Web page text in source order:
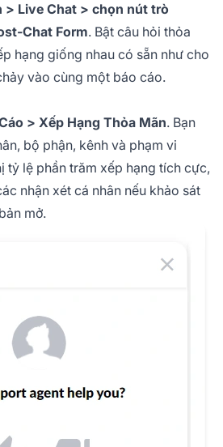
Live Chat > chọn nút trò
Chat Form. Bật câu hỏi thỏa
hạng giống nhau có sẵn như cho
vào cùng một báo cáo.
> Xếp Hạng Thỏa Mãn. Bạn
bộ phận, kênh và phạm vi
tỷ lệ phần trăm xếp hạng tích cực,
nhận xét cá nhân nếu khảo sát
mở.